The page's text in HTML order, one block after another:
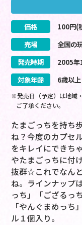
価格 100円(
売場
全国の
発売時期
2005年
対象年齢
6歳以上
※発売日（予定）は地域
ご了承ください。
たまごっちを持ち
ね？今度のカプセ
をキレイにできち
やたまごっちに付
抜群☆これでなん
ね。ラインナップ
っち」「ござるっ
「やんぐまめっち
ル１個入り。